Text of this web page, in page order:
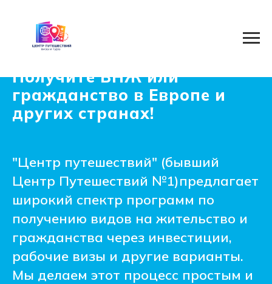
Получите ВНЖ или
гражданство в Европе и
других странах!
"Центр путешествий" (бывший
Центр Путешествий №1)предлагает
широкий спектр программ по
получению видов на жительство и
гражданства через инвестиции,
рабочие визы и другие варианты.
Мы делаем этот процесс простым и